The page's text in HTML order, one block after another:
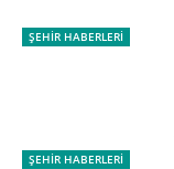
ŞEHİR HABERLERİ
ŞEHİR HABERLERİ